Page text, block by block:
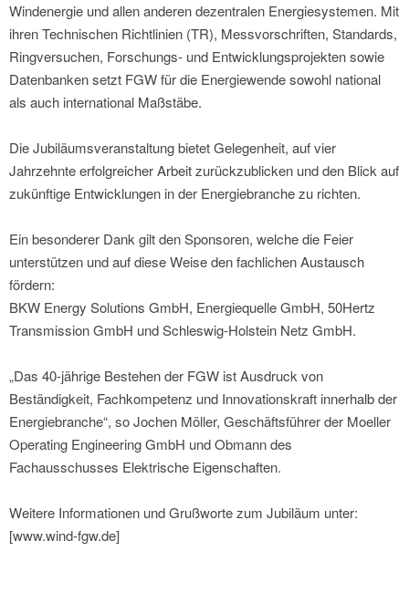
Windenergie und allen anderen dezentralen Energiesystemen. Mit
ihren Technischen Richtlinien (TR), Messvorschriften, Standards,
Ringversuchen, Forschungs- und Entwicklungsprojekten sowie
Datenbanken setzt FGW für die Energiewende sowohl national
als auch international Maßstäbe.
Die Jubiläumsveranstaltung bietet Gelegenheit, auf vier
Jahrzehnte erfolgreicher Arbeit zurückzublicken und den Blick auf
zukünftige Entwicklungen in der Energiebranche zu richten.
Ein besonderer Dank gilt den Sponsoren, welche die Feier
unterstützen und auf diese Weise den fachlichen Austausch
fördern:
BKW Energy Solutions GmbH, Energiequelle GmbH, 50Hertz
Transmission GmbH und Schleswig-Holstein Netz GmbH.
„Das 40-jährige Bestehen der FGW ist Ausdruck von
Beständigkeit, Fachkompetenz und Innovationskraft innerhalb der
Energiebranche“, so Jochen Möller, Geschäftsführer der Moeller
Operating Engineering GmbH und Obmann des
Fachausschusses Elektrische Eigenschaften.
Weitere Informationen und Grußworte zum Jubiläum unter:
[www.wind-fgw.de]